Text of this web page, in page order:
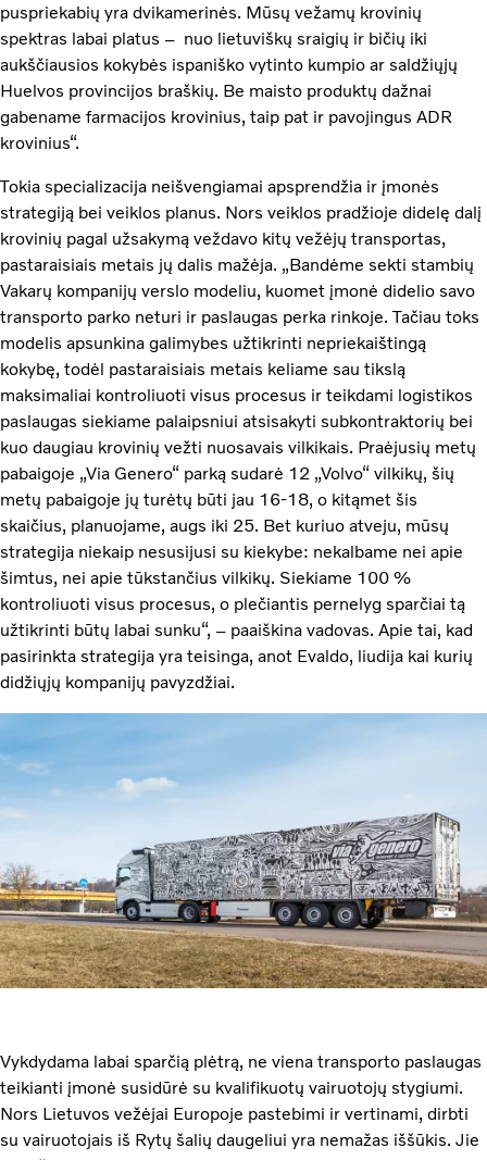
puspriekabių yra dvikamerinės. Mūsų vežamų krovinių
spektras labai platus – nuo lietuviškų sraigių ir bičių iki
aukščiausios kokybės ispaniško vytinto kumpio ar saldžiųjų
Huelvos provincijos braškių. Be maisto produktų dažnai
gabename farmacijos krovinius, taip pat ir pavojingus ADR
krovinius“.
Tokia specializacija neišvengiamai apsprendžia ir įmonės
strategiją bei veiklos planus. Nors veiklos pradžioje didelę dalį
krovinių pagal užsakymą veždavo kitų vežėjų transportas,
pastaraisiais metais jų dalis mažėja. „Bandėme sekti stambių
Vakarų kompanijų verslo modeliu, kuomet įmonė didelio savo
transporto parko neturi ir paslaugas perka rinkoje. Tačiau toks
modelis apsunkina galimybes užtikrinti nepriekaištingą
kokybę, todėl pastaraisiais metais keliame sau tikslą
maksimaliai kontroliuoti visus procesus ir teikdami logistikos
paslaugas siekiame palaipsniui atsisakyti subkontraktorių bei
kuo daugiau krovinių vežti nuosavais vilkikais. Praėjusių metų
pabaigoje „Via Genero“ parką sudarė 12 „Volvo“ vilkikų, šių
metų pabaigoje jų turėtų būti jau 16-18, o kitąmet šis
skaičius, planuojame, augs iki 25. Bet kuriuo atveju, mūsų
strategija niekaip nesusijusi su kiekybe: nekalbame nei apie
šimtus, nei apie tūkstančius vilkikų. Siekiame 100 %
kontroliuoti visus procesus, o plečiantis pernelyg sparčiai tą
užtikrinti būtų labai sunku“, – paaiškina vadovas. Apie tai, kad
pasirinkta strategija yra teisinga, anot Evaldo, liudija kai kurių
didžiųjų kompanijų pavyzdžiai.
Vykdydama labai sparčią plėtrą, ne viena transporto paslaugas
teikianti įmonė susidūrė su kvalifikuotų vairuotojų stygiumi.
Nors Lietuvos vežėjai Europoje pastebimi ir vertinami, dirbti
su vairuotojais iš Rytų šalių daugeliui yra nemažas iššūkis. Jie